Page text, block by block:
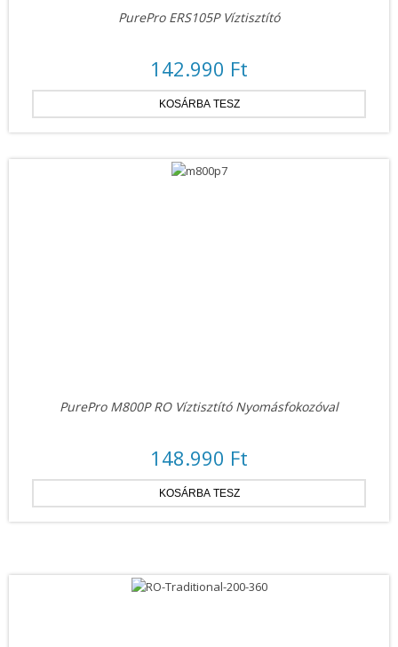
PurePro ERS105P Víztisztító
142.990 Ft
PurePro M800P RO Víztisztító Nyomásfokozóval
148.990 Ft